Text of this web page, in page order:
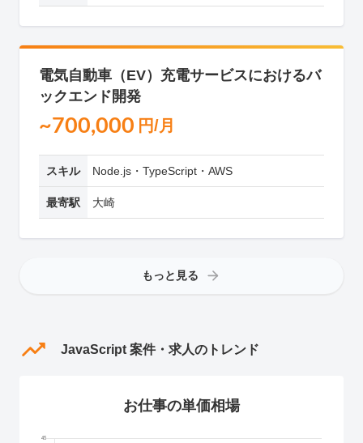
電気自動車（EV）充電サービスにおけるバ
ックエンド開発
~700,000 円/月
スキル Node.js・TypeScript・AWS
最寄駅 大崎
もっと見る
JavaScript 案件・求人のトレンド
お仕事の単価相場